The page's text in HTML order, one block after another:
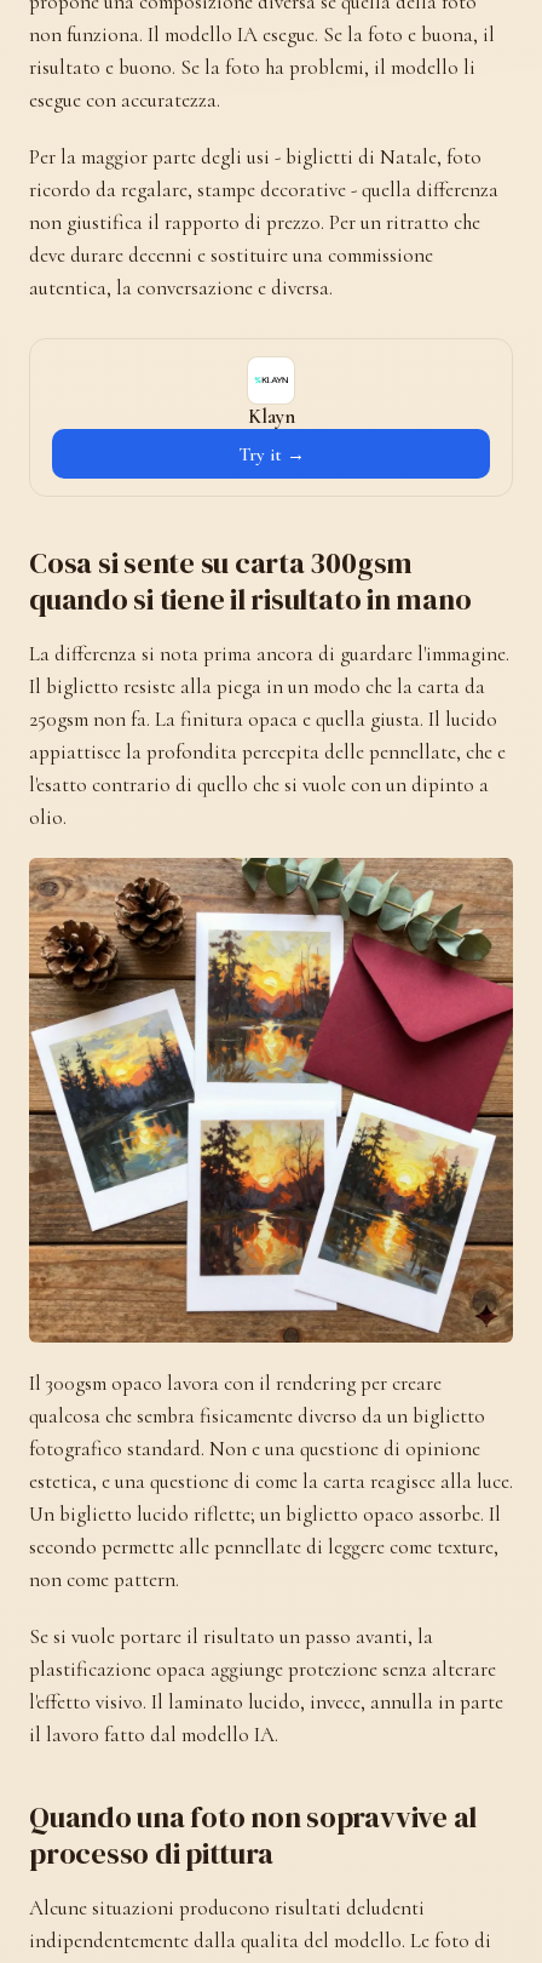
non funziona. Il modello IA esegue. Se la foto e buona, il
risultato e buono. Se la foto ha problemi, il modello li
esegue con accuratezza.
Per la maggior parte degli usi - biglietti di Natale, foto
ricordo da regalare, stampe decorative - quella differenza
non giustifica il rapporto di prezzo. Per un ritratto che
deve durare decenni e sostituire una commissione
autentica, la conversazione e diversa.
Klayn
Try it →
Cosa si sente su carta 300gsm
quando si tiene il risultato in mano
La differenza si nota prima ancora di guardare l'immagine.
Il biglietto resiste alla piega in un modo che la carta da
250gsm non fa. La finitura opaca e quella giusta. Il lucido
appiattisce la profondita percepita delle pennellate, che e
l'esatto contrario di quello che si vuole con un dipinto a
olio.
Il 300gsm opaco lavora con il rendering per creare
qualcosa che sembra fisicamente diverso da un biglietto
fotografico standard. Non e una questione di opinione
estetica, e una questione di come la carta reagisce alla luce.
Un biglietto lucido riflette; un biglietto opaco assorbe. Il
secondo permette alle pennellate di leggere come texture,
non come pattern.
Se si vuole portare il risultato un passo avanti, la
plastificazione opaca aggiunge protezione senza alterare
l'effetto visivo. Il laminato lucido, invece, annulla in parte
il lavoro fatto dal modello IA.
Quando una foto non sopravvive al
processo di pittura
Alcune situazioni producono risultati deludenti
indipendentemente dalla qualita del modello. Le foto di